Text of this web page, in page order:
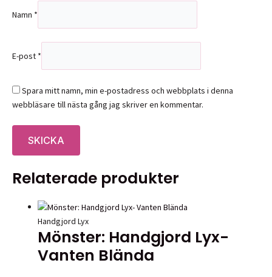
Namn *
E-post *
Spara mitt namn, min e-postadress och webbplats i denna
webbläsare till nästa gång jag skriver en kommentar.
Relaterade produkter
Handgjord Lyx
Mönster: Handgjord Lyx-
Vanten Blända